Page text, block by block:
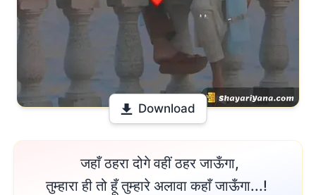
Download
जहाँ ठहरा दोगे वहीं ठहर जाऊँगा,
तुम्हारा ही तो हूँ तुम्हारे अलावा कहाँ जाऊँगा...!